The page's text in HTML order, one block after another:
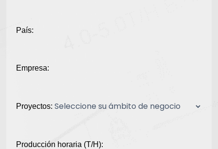
País:
Empresa:
Proyectos:
Producción horaria (T/H):